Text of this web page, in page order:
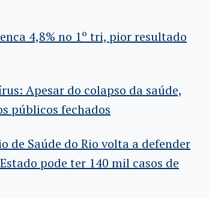
4,8% no 1º tri, pior resultado
Apesar do colapso da saúde,
públicos fechados
de Saúde do Rio volta a defender
pode ter 140 mil casos de